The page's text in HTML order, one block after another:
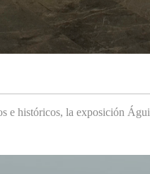
e históricos, la exposición